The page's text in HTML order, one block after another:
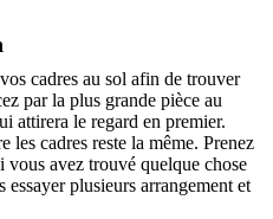
cadres au sol afin de trouver
par la plus grande pièce au
attirera le regard en premier.
les cadres reste la même. Prenez
avez trouvé quelque chose
plusieurs arrangement et